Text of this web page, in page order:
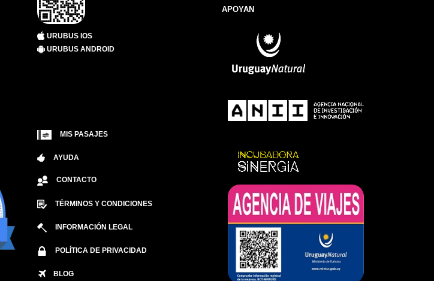
URUBUS IOS
URUBUS ANDROID
MIS PASAJES
AYUDA
CONTACTO
TÉRMINOS Y CONDICIONES
INFORMACIÓN LEGAL
POLÍTICA DE PRIVACIDAD
BLOG
APOYAN